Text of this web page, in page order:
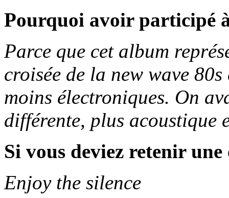
Pourquoi avoir participé
Parce que cet album
croisée de la new wave
moins électroniques. On
différente, plus acoustique
Si vous deviez retenir
Enjoy the silence